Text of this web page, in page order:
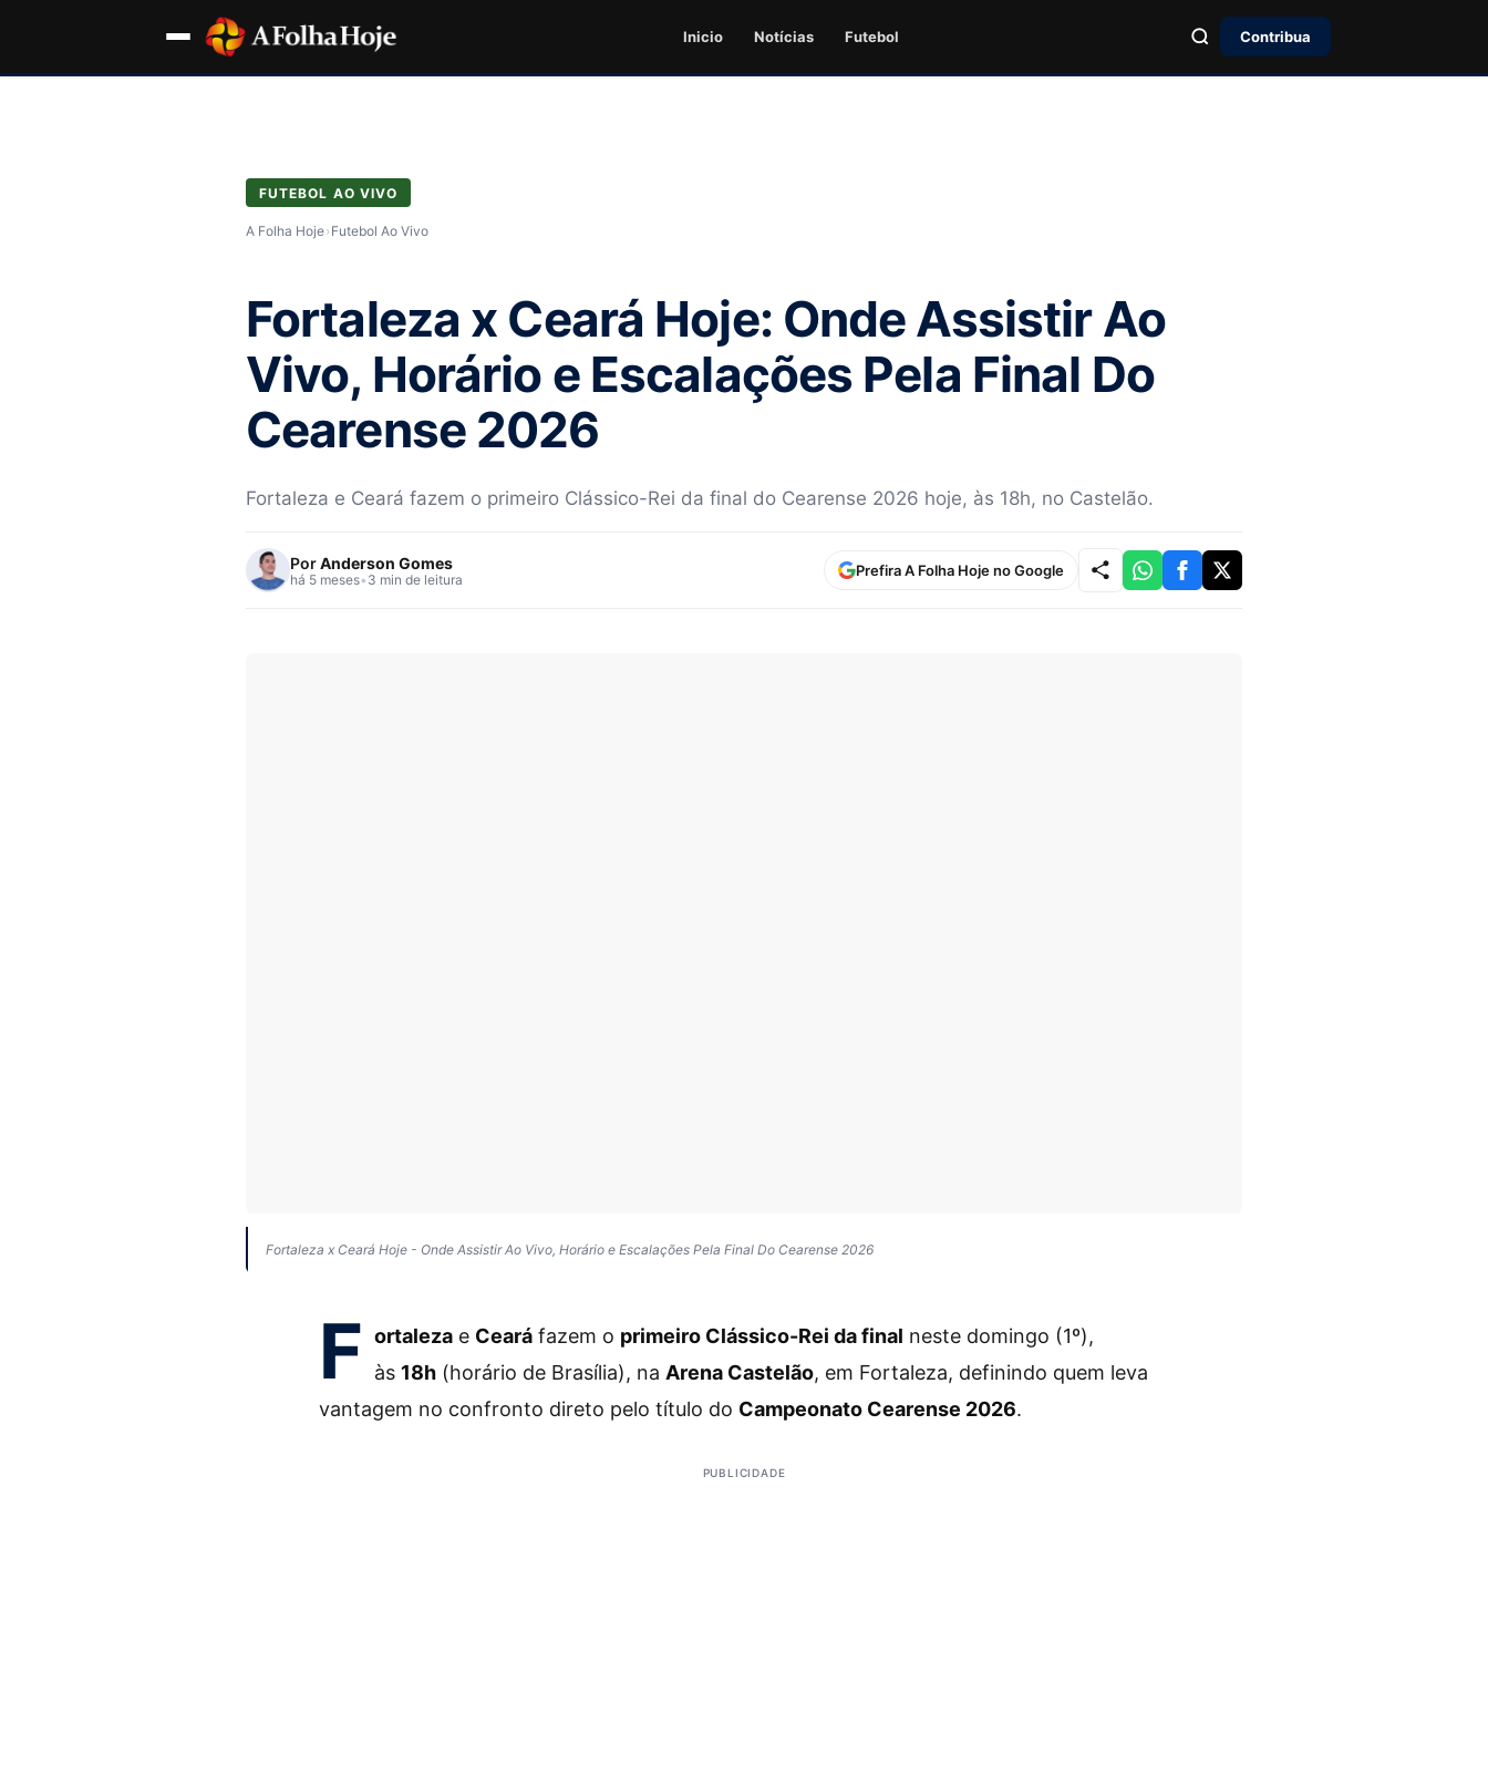
Inicio Notícias Futebol Contribua
FUTEBOL AO VIVO
A Folha Hoje› Futebol Ao Vivo
Fortaleza x Ceará Hoje: Onde Assistir Ao
Vivo, Horário e Escalações Pela Final Do
Cearense 2026
Fortaleza e Ceará fazem o primeiro Clássico-Rei da final do Cearense 2026 hoje, às 18h, no Castelão.
PorAnderson Gomes
há 5 meses• 3 min de leitura
Prefira A Folha Hoje no Google
Fortaleza x Ceará Hoje - Onde Assistir Ao Vivo, Horário e Escalações Pela Final Do Cearense 2026
F ortaleza e Ceará fazem o primeiro Clássico-Rei da final neste domingo (1º),
às 18h (horário de Brasília), na Arena Castelão, em Fortaleza, definindo quem leva
vantagem no confronto direto pelo título do Campeonato Cearense 2026.
PUBLICIDADE